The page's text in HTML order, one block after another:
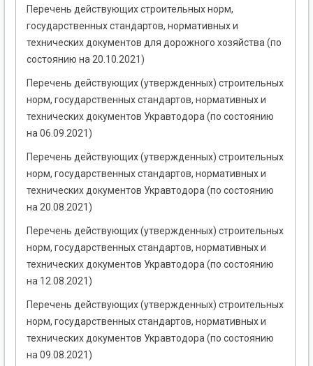
Перечень действующих строительных норм,
государственных стандартов, нормативных и
технических документов для дорожного хозяйства (по
состоянию на 20.10.2021)
Перечень действующих (утвержденных) строительных
норм, государственных стандартов, нормативных и
технических документов Укравтодора (по состоянию
на 06.09.2021)
Перечень действующих (утвержденных) строительных
норм, государственных стандартов, нормативных и
технических документов Укравтодора (по состоянию
на 20.08.2021)
Перечень действующих (утвержденных) строительных
норм, государственных стандартов, нормативных и
технических документов Укравтодора (по состоянию
на 12.08.2021)
Перечень действующих (утвержденных) строительных
норм, государственных стандартов, нормативных и
технических документов Укравтодора (по состоянию
на 09.08.2021)